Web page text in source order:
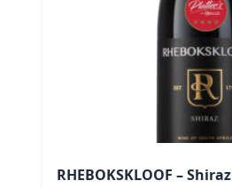
RHEBOKSKLOOF – Shiraz